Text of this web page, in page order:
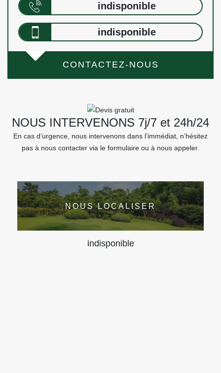
indisponible
indisponible
CONTACTEZ-NOUS
NOUS INTERVENONS 7j/7 et 24h/24
En cas d’urgence, nous intervenons dans l’immédiat, n’hésitez
pas à nous contacter via le formulaire ou à nous appeler.
NOUS LOCALISER
indisponible